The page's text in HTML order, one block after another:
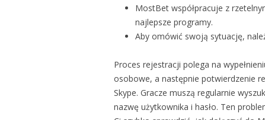
MostBet współpracuje z
najlepsze programy.
Aby omówić swoją sytuację,
Proces rejestracji polega na
osobowe, a następnie potwierdzenie
Skype. Gracze muszą regularnie
nazwę użytkownika i hasło. Ten